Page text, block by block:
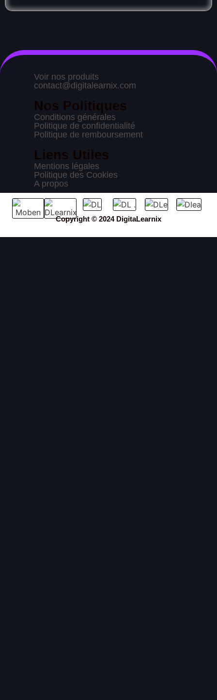
Voir nos produits
contact@digitalearnix.com
Nos Politiques
Conditions générales
Politique de confidentialité
Politique de remboursement
Liens Utiles
Mentions légales
Politique des Cookies
A propos
Copyright © 2024 DigitaLearnix